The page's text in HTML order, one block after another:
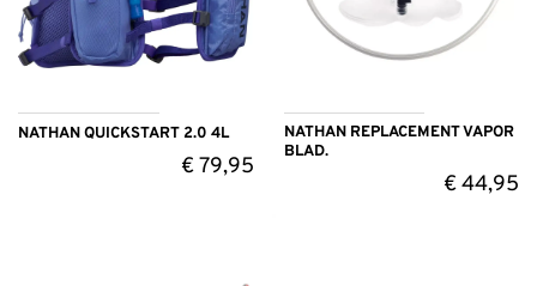
NATHAN QUICKSTART 2.0 4L
€79,95
NATHAN REPLACEMENT VAPOR
BLAD.
€44,95